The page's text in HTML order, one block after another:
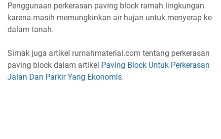
Penggunaan perkerasan paving block ramah lingkungan
karena masih memungkinkan air hujan untuk menyerap ke
dalam tanah.
Simak juga artikel rumahmaterial.com tentang perkerasan
paving block dalam artikel Paving Block Untuk Perkerasan
Jalan Dan Parkir Yang Ekonomis.